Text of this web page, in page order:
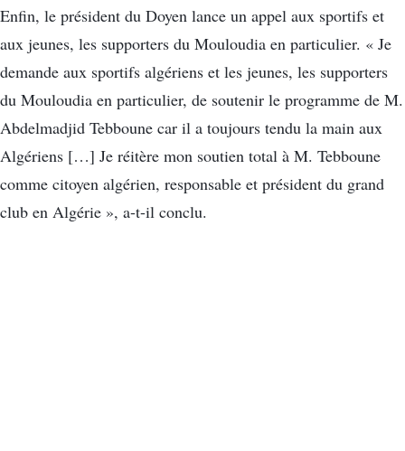
Enfin, le président du Doyen lance un appel aux sportifs et
aux jeunes, les supporters du Mouloudia en particulier. « Je
demande aux sportifs algériens et les jeunes, les supporters
du Mouloudia en particulier, de soutenir le programme de M.
Abdelmadjid Tebboune car il a toujours tendu la main aux
Algériens […] Je réitère mon soutien total à M. Tebboune
comme citoyen algérien, responsable et président du grand
club en Algérie », a-t-il conclu.